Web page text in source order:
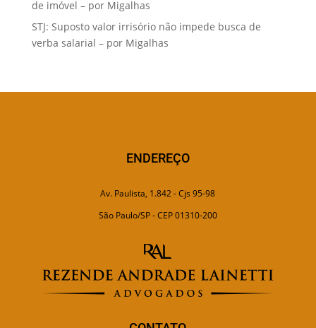
de imóvel – por Migalhas
STJ: Suposto valor irrisório não impede busca de
verba salarial – por Migalhas
ENDEREÇO
Av. Paulista, 1.842 - Cjs 95-98
São Paulo/SP - CEP 01310-200